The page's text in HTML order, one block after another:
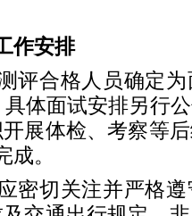
作安排
评合格人员确定
体面试安排另行
展体检、考察等
。
密切关注并严格